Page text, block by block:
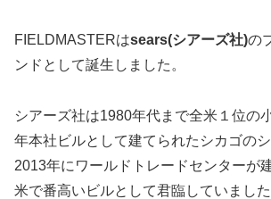
FIELDMASTERはsears(シアーズ社)の
ンドとして誕生しました。
シアーズ社は1980年代まで全米１位の
年本社ビルとして建てられたシカゴの
2013年にワールドトレードセンターが
米で番高いビルとして君臨していました